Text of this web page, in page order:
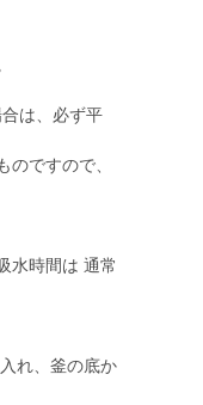
は、必ず平
ですので、
水時間は 通常
れ、釜の底か